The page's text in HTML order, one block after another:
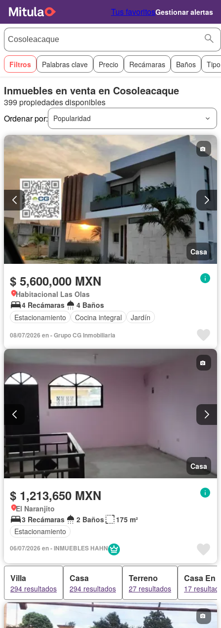
Tus favoritosGestionar alertas
Filtros Palabras clave Precio Recámaras Baños
Inmuebles en venta en Cosoleacaque
399 propiedades disponibles
Ordenar por:
Popularidad
Casa
$ 5,600,000 MXN
Habitacional Las Olas
4 Recámaras
4 Baños
Estacionamiento
Cocina integral Jardín
08/07/2026 en - Grupo CG Inmobiliaria
Casa
$ 1,213,650 MXN
El Naranjito
3 Recámaras
2 Baños
175 m²
Estacionamiento
06/07/2026 en - INMUEBLES HAHN
Villa
294 resultados
Casa
294 resultados
Terreno
27 resultados
Casa En
17